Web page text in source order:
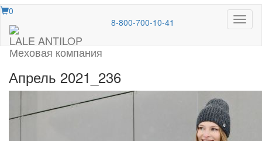
Меню
0
LALE ANTILOP
Меховая компания
8-800-700-10-41
Апрель 2021_236